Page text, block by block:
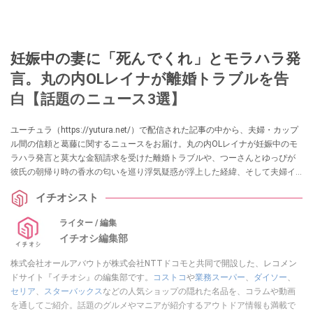
妊娠中の妻に「死んでくれ」とモラハラ発
言。丸の内OLレイナが離婚トラブルを告
白【話題のニュース3選】
ユーチュラ（https://yutura.net/）で配信された記事の中から、夫婦・カップ
ル間の信頼と葛藤に関するニュースをお届け。丸の内OLレイナが妊娠中のモ
ラハラ発言と莫大な金額請求を受けた離婚トラブルや、つーさんとゆっぴが
彼氏の朝帰り時の香水の匂いを巡り浮気疑惑が浮上した経緯、そして夫婦イ
告した事情に注目した記事を集めました。各項目の詳細はぜひ、ユーチュラ
イチオシスト
ライター / 編集
イチオシ編集部
株式会社オールアバウトが株式会社NTTドコモと共同で開設した、レコメン
ドサイト『イチオシ』の編集部です。
コストコや業務スーパー ダイソー
セリア
スターバックス などの人気ショップの隠れた名品を、コラムや動画
を通してご紹介。話題のグルメやマニアが紹介するアウトドア情報も満載で